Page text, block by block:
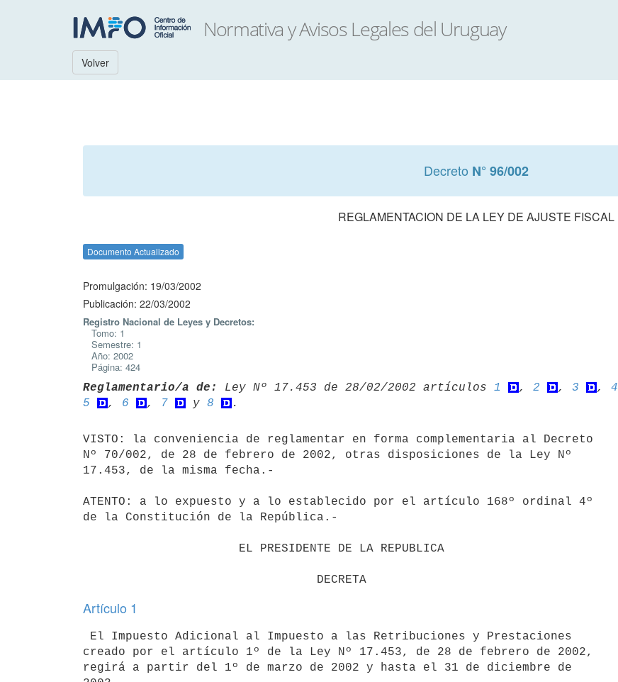
Volver
Decreto N° 96/002
REGLAMENTACION DE LA LEY DE AJUSTE FISCAL
Documento Actualizado
Promulgación: 19/03/2002
Publicación: 22/03/2002
Registro Nacional de Leyes y Decretos:
Tomo: 1
Semestre: 1
Año: 2002
Página: 424
Reglamentario/a de: Ley Nº 17.453 de 28/02/2002 artículos 1 , 2 , 3 , 4
5
, 6 , 7 y 8
VISTO: la conveniencia de reglamentar en forma complementaria al Decreto
Nº 70/002, de 28 de febrero de 2002, otras disposiciones de la Ley Nº
17.453, de la misma fecha.-
ATENTO: a lo expuesto y a lo establecido por el artículo 168º ordinal 4º
de la Constitución de la República.-
Artículo 1
creado por el artículo 1º de la Ley Nº 17.453, de 28 de febrero de 2002,
regirá a partir del 1º de marzo de 2002 y hasta el 31 de diciembre de